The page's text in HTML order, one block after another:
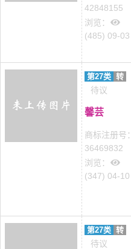
42848155
浏览：
(485) 09-03
第27类 转
待议
馨芸
商标注册号：
36469832
浏览：
(347) 04-10
第27类 转
待议